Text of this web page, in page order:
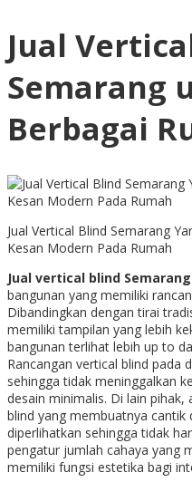
Jual
Semarang
Berbagai
Jual Vertical Blind Semarang
Kesan Modern Pada Rumah
Jual vertical blind Semarang
bangunan yang memiliki
Dibandingkan dengan tirai
memiliki tampilan yang lebih
bangunan terlihat lebih up to
Rancangan vertical blind pada
sehingga tidak meninggalkan
desain minimalis. Di lain
blind yang membuatnya cantik
diperlihatkan sehingga tidak
pengatur jumlah cahaya yang
memiliki fungsi estetika bagi